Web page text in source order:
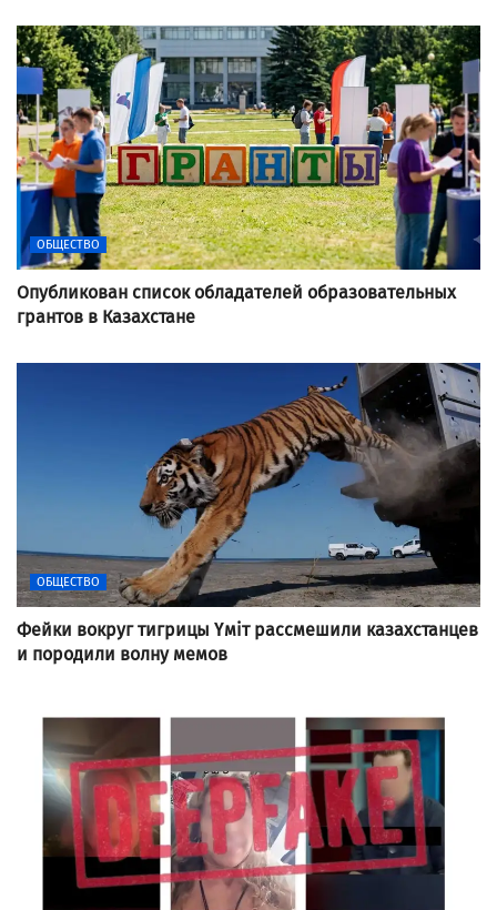
ОБЩЕСТВО
Опубликован список обладателей образовательных
грантов в Казахстане
ОБЩЕСТВО
Фейки вокруг тигрицы Үміт рассмешили казахстанцев
и породили волну мемов